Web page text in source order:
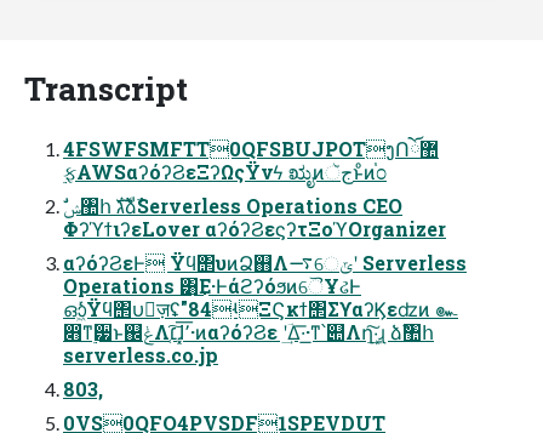
Transcript
4FSWFSMFTT0QFSBUJPOTງՈོ޺
࣮ફAWSαʔόʔϨεΞʔΩςΫνϟ ಋೖͷجૅͱͦͷ֓೦
ΦʔϓϯιʔεLover αʔόʔϨεϛʔτΞοϓOrganizer
αʔόʔϨεͰ Ϋϥ΢υͷՁ஋Λ࠷େݶʹ Serverless
Operations ͸͜Ε·ͰάϩʔόϧͷୈҰઢͰ
ഓ͖ͬͯͨΫϥ΢υٕज़ʢ"84ʵΞϚκϯ΢ΣϒαʔϏεʣͷ ๛
෋ͳ࣮੷ͱ஌ݟΛ׆͔͠ɺ͓٬͞·ͷαʔόʔϨε ʹؔ͢Δ͞·͟·ͳ՝୊Λղܾ͠·͢ɻ ձࣾ঺հ
serverless.co.jp
803,
0VS0QFO4PVSDF1SPEVDUT